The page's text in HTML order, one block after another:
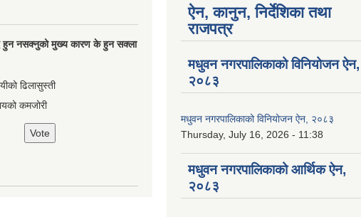
हुन नसक्नुको मुख्य कारण के हुन सक्ला
ढिलासुस्ती
कमजोरी
ऐन, कानुन, निर्देशिका तथा
राजपत्र
मधुवन नगरपालिकाको विनियोजन ऐन,
२०८३
मधुवन नगरपालिकाको विनियोजन ऐन, २०८३
Thursday, July 16, 2026 - 11:38
मधुवन नगरपालिकाको आर्थिक ऐन,
२०८३